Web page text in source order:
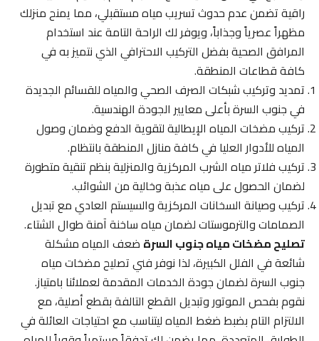
راقية تضمن عدم حدوث تسريب مياه مستقبلي، مما يمنح منزلك
مظهراً عصرياً وجذاباً، ويوفر لك الراحة التامة عند استخدام
المرافق الصحية بفضل التركيب الاحترافي الذي نتميز به في
كافة قطاعات المنطقة.
تمديد وتركيب شبكات الصرف الصحي والمياه للقسائم الجديدة
في جنوب السرة بأعلى معايير الجودة الهندسية.
تركيب مضخات المياه الإيطالية لتقوية الدفع وضمان وصول
المياه للأدوار العليا في كافة منازل المنطقة بانتظام.
تركيب فلاتر مياه الشرب المركزية والمنزلية بنظم تنقية متطورة
لضمان الحصول على مياه عذبة وخالية من الشوائب.
تركيب وصيانة السخانات المركزية والسيستم العادي مع تبديل
الصمامات والترموستات لضمان مياه ساخنة آمنة طوال الشتاء.
تصليح مضخات مياه جنوب السرةضعف المياه مشكلة
شائعة في الفلل الكبيرة، لذا نوفر فني تصليح مضخات مياه
جنوب السرة لضمان جودة الخدمات المقدمة لعملائنا بامتياز.
نقوم بفحص الموتور وتبديل القطع التالفة بقطع أصلية، مع
الالتزام التام بضبط ضغط المياه ليتناسب مع احتياجات العائلة في